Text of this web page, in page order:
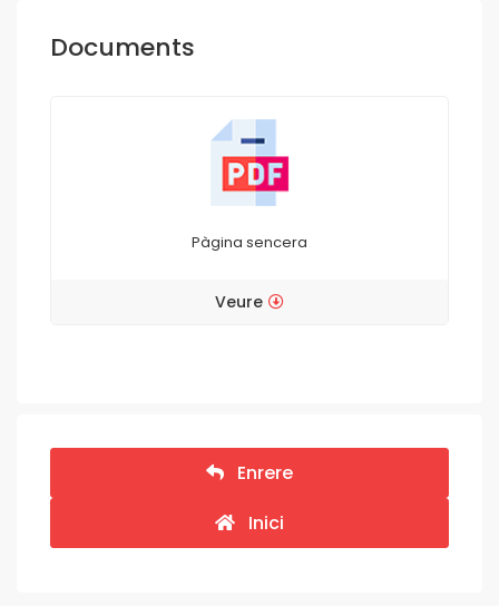
Documents
Pàgina sencera
Veure
Enrere
Inici